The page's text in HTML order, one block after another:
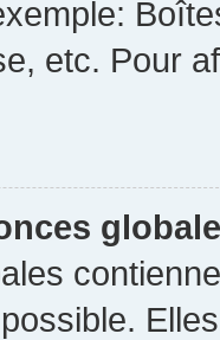
etc. Pour